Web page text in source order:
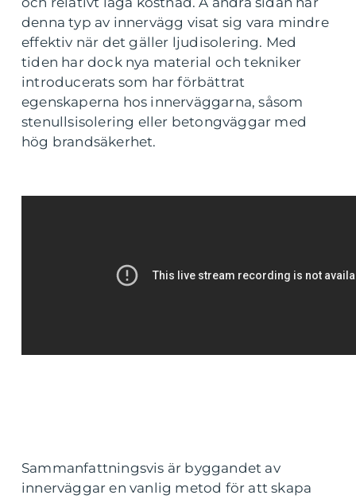
denna typ av innervägg visat sig vara mindre
effektiv när det gäller ljudisolering. Med
tiden har dock nya material och tekniker
introducerats som har förbättrat
egenskaperna hos innerväggarna, såsom
stenullsisolering eller betongväggar med
hög brandsäkerhet.
Sammanfattningsvis är byggandet av
innerväggar en vanlig metod för att skapa